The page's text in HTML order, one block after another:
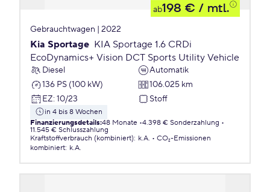
ab198 € / mtl.
Gebrauchtwagen | 2022
Kia Sportage KIA Sportage 1.6 CRDi
EcoDynamics+ Vision DCT Sports Utility Vehicle
Diesel
Automatik
136 PS (100 kW)
106.025 km
EZ: 10/23 Stoff
in 4 bis 8 Wochen
Finanzierungsdetails:48 Monate 4.398 € Sonderzahlung
11.545 € Schlusszahlung
Kraftstoffverbrauch (kombiniert): k.A.
CO₂-Emissionen
kombiniert: k.A.